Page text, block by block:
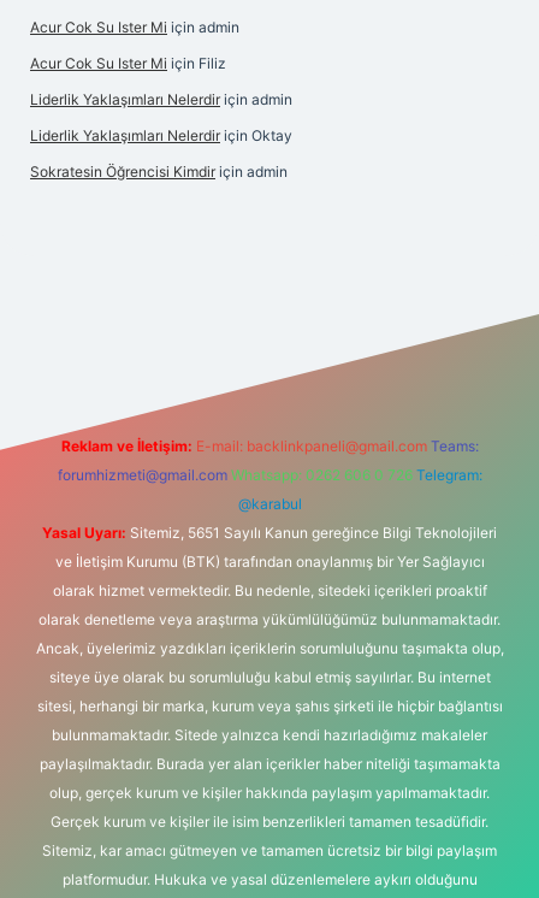
Acur Cok Su Ister Mi için admin
Acur Cok Su Ister Mi için Filiz
Liderlik Yaklaşımları Nelerdir için admin
Liderlik Yaklaşımları Nelerdir için Oktay
Sokratesin Öğrencisi Kimdir için admin
Reklam ve İletişim: E-mail: backlinkpaneli@gmail.com Teams:
forumhizmeti@gmail.com Whatsapp: 0262 606 0 726 Telegram:
@karabul
Yasal Uyarı: Sitemiz, 5651 Sayılı Kanun gereğince Bilgi Teknolojileri
ve İletişim Kurumu (BTK) tarafından onaylanmış bir Yer Sağlayıcı
olarak hizmet vermektedir. Bu nedenle, sitedeki içerikleri proaktif
olarak denetleme veya araştırma yükümlülüğümüz bulunmamaktadır.
Ancak, üyelerimiz yazdıkları içeriklerin sorumluluğunu taşımakta olup,
siteye üye olarak bu sorumluluğu kabul etmiş sayılırlar. Bu internet
sitesi, herhangi bir marka, kurum veya şahıs şirketi ile hiçbir bağlantısı
bulunmamaktadır. Sitede yalnızca kendi hazırladığımız makaleler
paylaşılmaktadır. Burada yer alan içerikler haber niteliği taşımamakta
olup, gerçek kurum ve kişiler hakkında paylaşım yapılmamaktadır.
Gerçek kurum ve kişiler ile isim benzerlikleri tamamen tesadüfidir.
Sitemiz, kar amacı gütmeyen ve tamamen ücretsiz bir bilgi paylaşım
platformudur. Hukuka ve yasal düzenlemelere aykırı olduğunu